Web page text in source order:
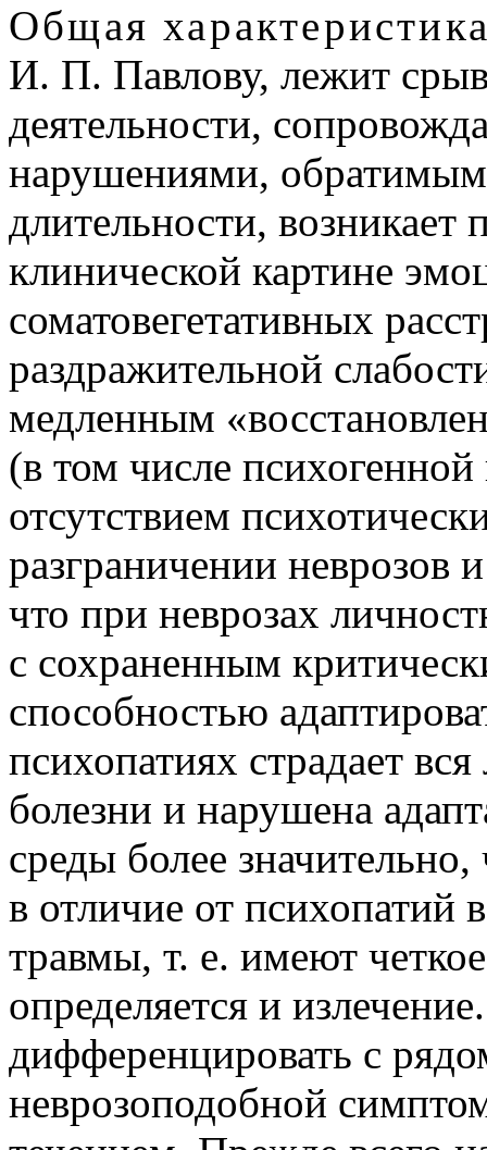
Общая
И. П. Павлову, лежит
деятельности,
нарушениями,
длительности, возникает
клинической картине
соматовегетативных
раздражительной
медленным
(в том числе
отсутствием
разграничении неврозов
что при неврозах
с сохраненным
способностью
психопатиях страдает
болезни и нарушена
среды более
в отличие от психопатий
травмы, т. е. имеют
определяется и
дифференцировать с
неврозоподобной